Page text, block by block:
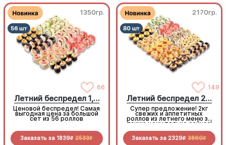
1350гр.
66
Летний беспредел 1,5 кг
Ценовой беспредел! Самая
выгодная цена за большой
сет из 56 роллов
Заказать за 1839R 2533R
2170гр.
149
Летний беспредел 2 кг
Супер предложение! 2кг
свежих и аппетитных
роллов из летнего меню за
такую цену только сейчас!
Заказать за 2329R 3860R